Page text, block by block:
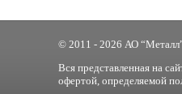
© 2011 - 2026 АО
Вся представленная на
офертой, определяемой